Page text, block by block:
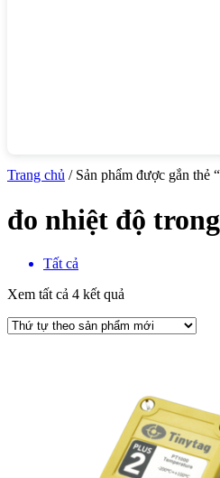
Trang chủ / Sản phẩm được gắn thẻ
đo nhiệt độ
Tất cả
Xem tất cả 4 kết quả